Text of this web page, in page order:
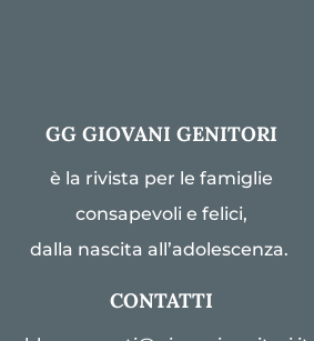
GG GIOVANI GENITORI
è la rivista per le famiglie
consapevoli e felici,
dalla nascita all’adolescenza.
CONTATTI